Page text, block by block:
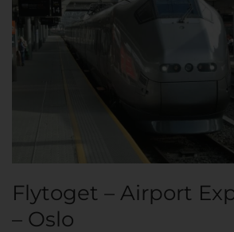
Flytoget – Airport
– Oslo